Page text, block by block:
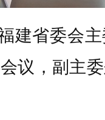
省委会主
议，副主